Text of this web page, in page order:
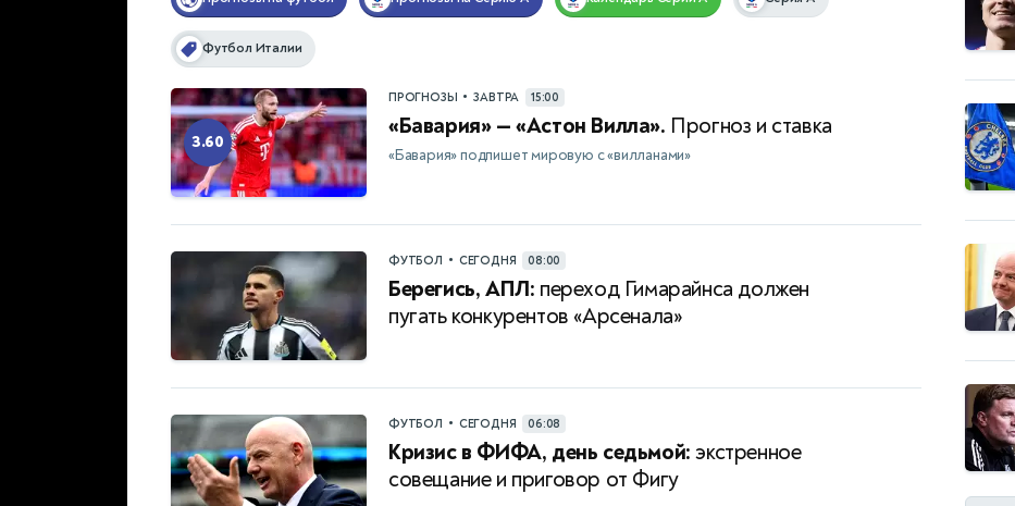
Футбол Италии
3.60
ПРОГНОЗЫ • ЗАВТРА 15:00
«Бавария» — «Астон Вилла». Прогноз и ставка
«Бавария» подпишет мировую с «вилланами»
ФУТБОЛ • СЕГОДНЯ 08:00
Берегись, АПЛ: переход Гимарайнса должен
пугать конкурентов «Арсенала»
ФУТБОЛ • СЕГОДНЯ 06:08
Кризис в ФИФА, день седьмой: экстренное
совещание и приговор от Фигу